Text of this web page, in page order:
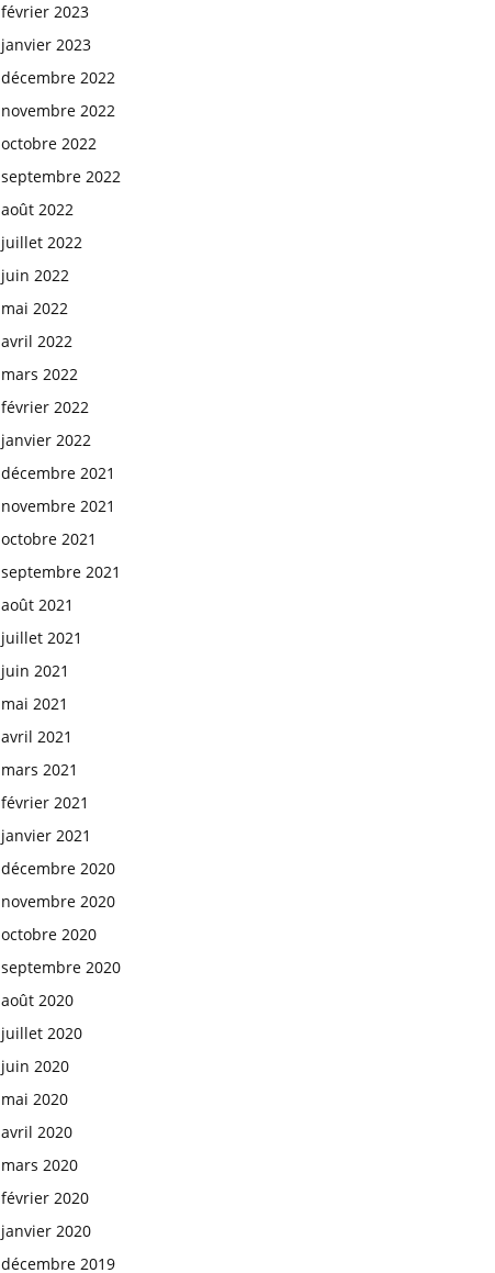
février 2023
janvier 2023
décembre 2022
novembre 2022
octobre 2022
septembre 2022
août 2022
juillet 2022
juin 2022
mai 2022
avril 2022
mars 2022
février 2022
janvier 2022
décembre 2021
novembre 2021
octobre 2021
septembre 2021
août 2021
juillet 2021
juin 2021
mai 2021
avril 2021
mars 2021
février 2021
janvier 2021
décembre 2020
novembre 2020
octobre 2020
septembre 2020
août 2020
juillet 2020
juin 2020
mai 2020
avril 2020
mars 2020
février 2020
janvier 2020
décembre 2019